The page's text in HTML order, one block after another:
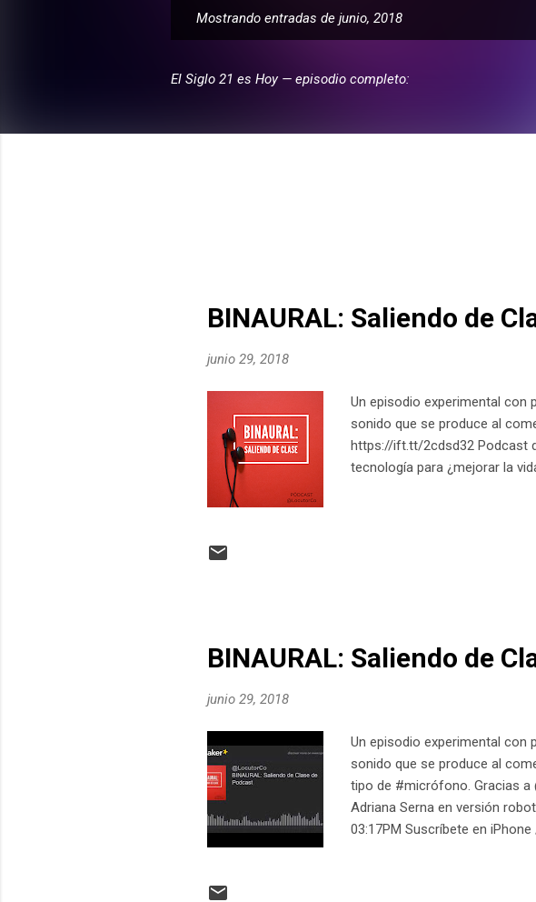
t
Mostrando entradas de junio, 2018
El Siglo 21 es Hoy — episodio completo:
BINAURAL: Saliendo de
junio 29, 2018
Un episodio experimental con
sonido que se produce al
https://ift.tt/2cdsd32 Podcast
tecnología para ¿mejorar la
BINAURAL: Saliendo de
junio 29, 2018
Un episodio experimental con
sonido que se produce al
tipo de #micrófono. Gracias a
Adriana Serna en versión
03:17PM Suscríbete en